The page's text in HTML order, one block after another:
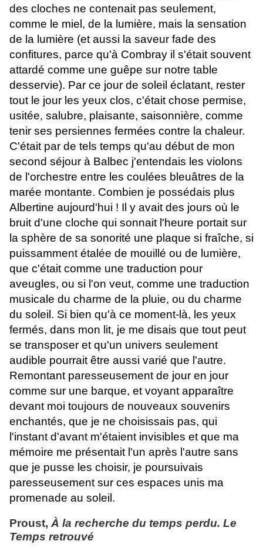
des cloches ne contenait pas seulement,
comme le miel, de la lumière, mais la sensation
de la lumière (et aussi la saveur fade des
confitures, parce qu'à Combray il s'était souvent
attardé comme une guêpe sur notre table
desservie). Par ce jour de soleil éclatant, rester
tout le jour les yeux clos, c'était chose permise,
usitée, salubre, plaisante, saisonnière, comme
tenir ses persiennes fermées contre la chaleur.
C'était par de tels temps qu'au début de mon
second séjour à Balbec j'entendais les violons
de l'orchestre entre les coulées bleuâtres de la
marée montante. Combien je possédais plus
Albertine aujourd'hui ! Il y avait des jours où le
bruit d'une cloche qui sonnait l'heure portait sur
la sphère de sa sonorité une plaque si fraîche, si
puissamment étalée de mouillé ou de lumière,
que c'était comme une traduction pour
aveugles, ou si l'on veut, comme une traduction
musicale du charme de la pluie, ou du charme
du soleil. Si bien qu'à ce moment-là, les yeux
fermés, dans mon lit, je me disais que tout peut
se transposer et qu'un univers seulement
audible pourrait être aussi varié que l'autre.
Remontant paresseusement de jour en jour
comme sur une barque, et voyant apparaître
devant moi toujours de nouveaux souvenirs
enchantés, que je ne choisissais pas, qui
l'instant d'avant m'étaient invisibles et que ma
mémoire me présentait l'un après l'autre sans
que je pusse les choisir, je poursuivais
paresseusement sur ces espaces unis ma
promenade au soleil.
Proust, À la recherche du temps perdu. Le
Temps retrouvé